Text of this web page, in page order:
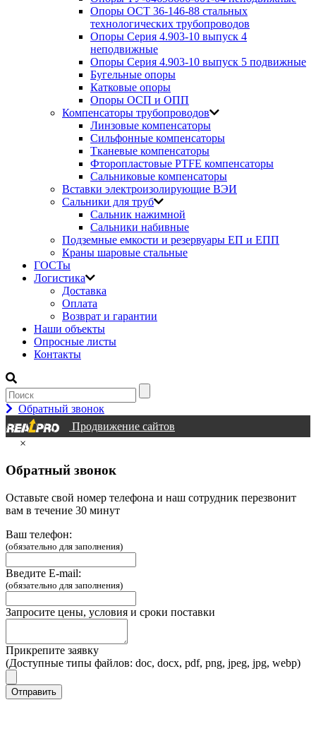
Опоры ОСТ 36-146-88 стальных
технологических трубопроводов
Опоры Серия 4.903-10 выпуск 4
неподвижные
Опоры Серия 4.903-10 выпуск 5 подвижные
Бугельные опоры
Катковые опоры
Опоры ОСП и ОПП
Компенсаторы трубопроводов
Линзовые компенсаторы
Сильфонные компенсаторы
Тканевые компенсаторы
Фторопластовые PTFE компенсаторы
Сальниковые компенсаторы
Вставки электроизолирующие ВЭИ
Сальники для труб
Сальник нажимной
Сальники набивные
Подземные емкости и резервуары ЕП и ЕПП
Краны шаровые стальные
ГОСТы
Логистика
Доставка
Оплата
Возврат и гарантии
Наши объекты
Опросные листы
Контакты
Обратный звонок
Продвижение сайтов
×
Обратный звонок
Оставьте свой номер телефона и наш сотрудник перезвонит
вам в течение 30 минут
Ваш телефон:
(обязательно для заполнения)
Введите E-mail:
(обязательно для заполнения)
Запросите цены, условия и сроки поставки
Прикрепите заявку
(Доступные типы файлов: doc, docx, pdf, png, jpeg, jpg, webp)